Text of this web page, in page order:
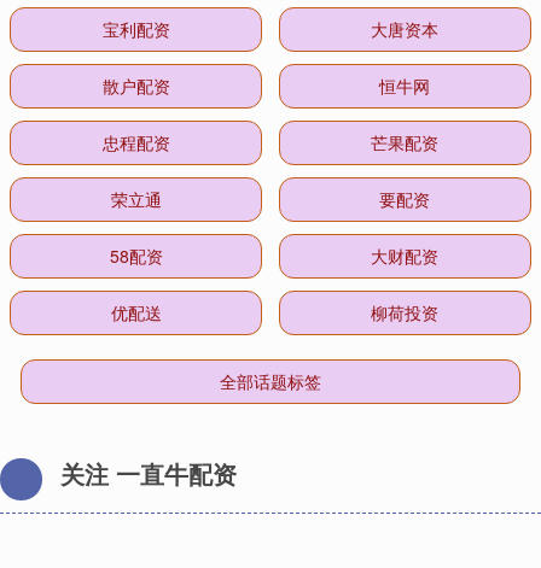
宝利配资 大唐资本
散户配资 恒牛网
忠程配资 芒果配资
荣立通 要配资
58配资 大财配资
优配送 柳荷投资
全部话题标签
关注 一直牛配资